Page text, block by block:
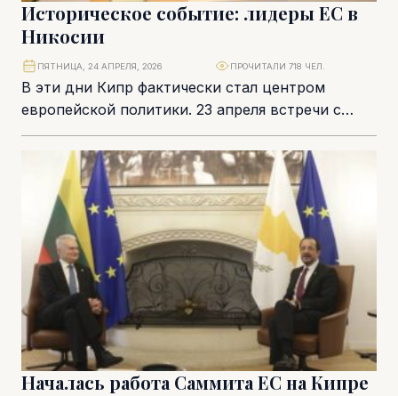
Историческое событие: лидеры ЕС в
Никосии
В эти дни Кипр фактически стал центром
европейской политики. 23 апреля встречи с
участием лидеров всех стран Евросоюза,
председателя Еврокомиссии...
ПЯТНИЦА, 24 АПРЕЛЯ, 2026 ПРОЧИТАЛИ 718 ЧЕЛ.
Началась работа Саммита ЕС на Кипре